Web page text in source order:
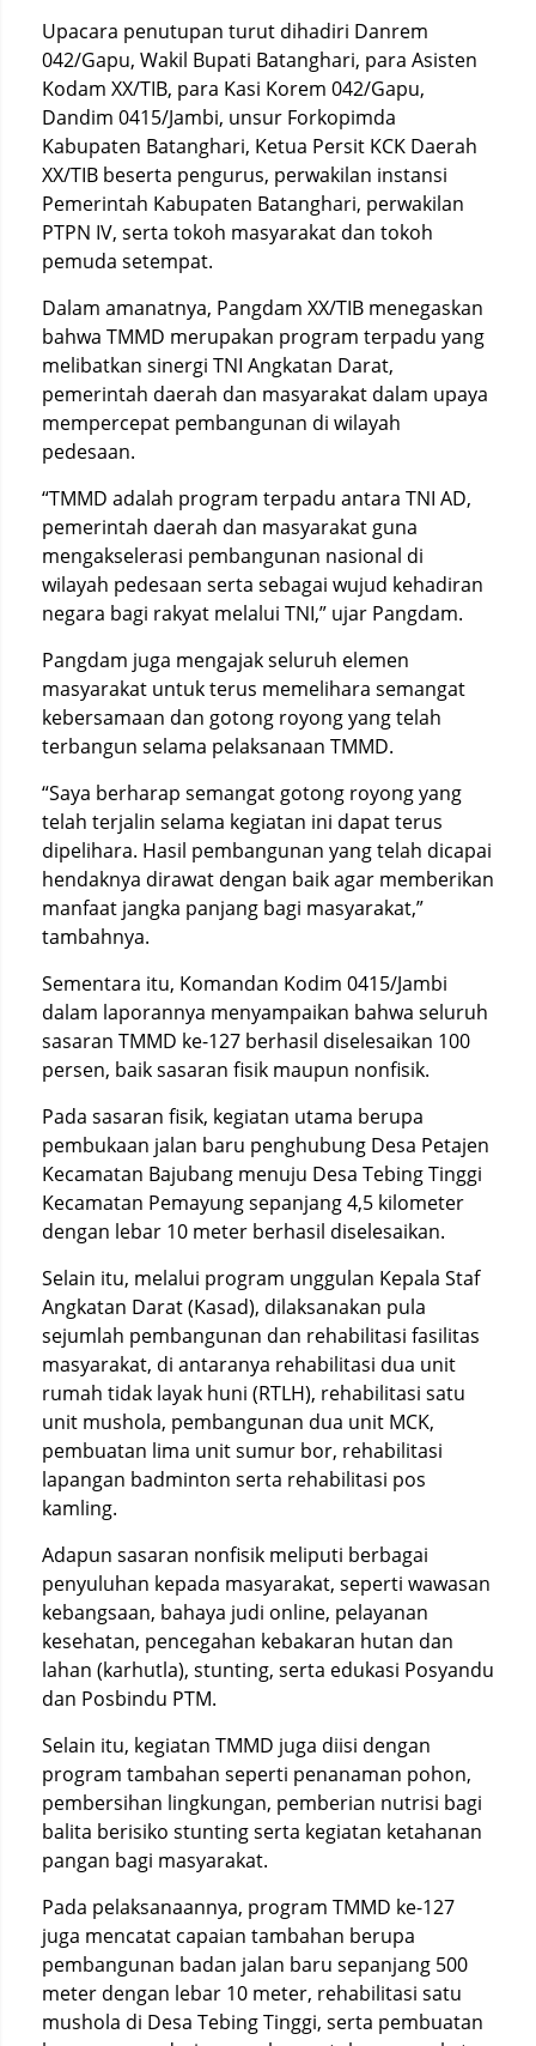
Upacara penutupan turut dihadiri Danrem
042/Gapu, Wakil Bupati Batanghari, para Asisten
Kodam XX/TIB, para Kasi Korem 042/Gapu,
Dandim 0415/Jambi, unsur Forkopimda
Kabupaten Batanghari, Ketua Persit KCK Daerah
XX/TIB beserta pengurus, perwakilan instansi
Pemerintah Kabupaten Batanghari, perwakilan
PTPN IV, serta tokoh masyarakat dan tokoh
pemuda setempat.
Dalam amanatnya, Pangdam XX/TIB menegaskan
bahwa TMMD merupakan program terpadu yang
melibatkan sinergi TNI Angkatan Darat,
pemerintah daerah dan masyarakat dalam upaya
mempercepat pembangunan di wilayah
pedesaan.
“TMMD adalah program terpadu antara TNI AD,
pemerintah daerah dan masyarakat guna
mengakselerasi pembangunan nasional di
wilayah pedesaan serta sebagai wujud kehadiran
negara bagi rakyat melalui TNI,” ujar Pangdam.
Pangdam juga mengajak seluruh elemen
masyarakat untuk terus memelihara semangat
kebersamaan dan gotong royong yang telah
terbangun selama pelaksanaan TMMD.
“Saya berharap semangat gotong royong yang
telah terjalin selama kegiatan ini dapat terus
dipelihara. Hasil pembangunan yang telah dicapai
hendaknya dirawat dengan baik agar memberikan
manfaat jangka panjang bagi masyarakat,”
tambahnya.
Sementara itu, Komandan Kodim 0415/Jambi
dalam laporannya menyampaikan bahwa seluruh
sasaran TMMD ke-127 berhasil diselesaikan 100
persen, baik sasaran fisik maupun nonfisik.
Pada sasaran fisik, kegiatan utama berupa
pembukaan jalan baru penghubung Desa Petajen
Kecamatan Bajubang menuju Desa Tebing Tinggi
Kecamatan Pemayung sepanjang 4,5 kilometer
dengan lebar 10 meter berhasil diselesaikan.
Selain itu, melalui program unggulan Kepala Staf
Angkatan Darat (Kasad), dilaksanakan pula
sejumlah pembangunan dan rehabilitasi fasilitas
masyarakat, di antaranya rehabilitasi dua unit
rumah tidak layak huni (RTLH), rehabilitasi satu
unit mushola, pembangunan dua unit MCK,
pembuatan lima unit sumur bor, rehabilitasi
lapangan badminton serta rehabilitasi pos
kamling.
Adapun sasaran nonfisik meliputi berbagai
penyuluhan kepada masyarakat, seperti wawasan
kebangsaan, bahaya judi online, pelayanan
kesehatan, pencegahan kebakaran hutan dan
lahan (karhutla), stunting, serta edukasi Posyandu
dan Posbindu PTM.
Selain itu, kegiatan TMMD juga diisi dengan
program tambahan seperti penanaman pohon,
pembersihan lingkungan, pemberian nutrisi bagi
balita berisiko stunting serta kegiatan ketahanan
pangan bagi masyarakat.
Pada pelaksanaannya, program TMMD ke-127
juga mencatat capaian tambahan berupa
pembangunan badan jalan baru sepanjang 500
meter dengan lebar 10 meter, rehabilitasi satu
mushola di Desa Tebing Tinggi, serta pembuatan